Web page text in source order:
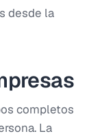
desde la
completos
La